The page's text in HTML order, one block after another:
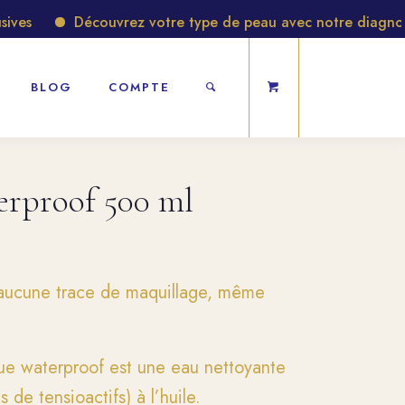
Découvrez votre type de peau avec notre diagnostic
BLOG COMPTE
500 ml
trace de maquillage, même
waterproof est une eau nettoyante
de tensioactifs) à l’huile.